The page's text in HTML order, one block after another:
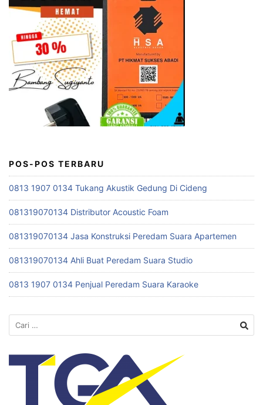
POS-POS TERBARU
0813 1907 0134 Tukang Akustik Gedung Di Cideng
081319070134 Distributor Acoustic Foam
081319070134 Jasa Konstruksi Peredam Suara Apartemen
081319070134 Ahli Buat Peredam Suara Studio
0813 1907 0134 Penjual Peredam Suara Karaoke
Cari
untuk: